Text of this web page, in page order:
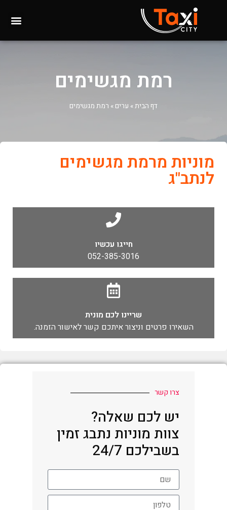
רמת מגשימים
דף הבית» ערים » רמת מגשימים
מוניות מרמת מגשימים
לנתב"ג
חייגו עכשיו
052-385-3016
שריינו לכם מונית
השאירו פרטים וניצור איתכם קשר לאישור הזמנה.
צרו קשר
יש לכם שאלה?
צוות מוניות נתבג זמין
בשבילכם 24/7